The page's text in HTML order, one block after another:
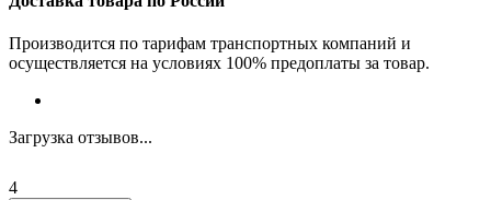
Производится по тарифам транспортных компаний и
осуществляется на условиях 100% предоплаты за товар.
Загрузка отзывов...
4